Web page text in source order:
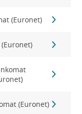
(Euronet)
(Euronet)